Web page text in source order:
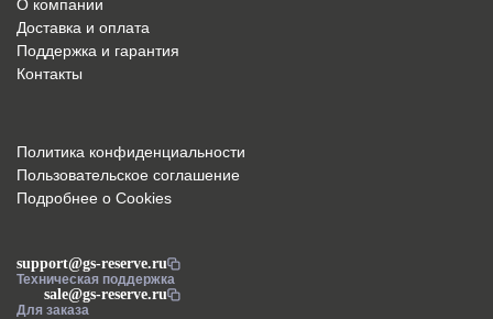
support@gs-reserve.ru
Техническая поддержка
sale@gs-reserve.ru
Для заказа
О компании
Доставка и оплата
Поддержка и гарантия
Контакты
Политика конфиденциальности
Пользовательское соглашение
Подробнее о Cookies